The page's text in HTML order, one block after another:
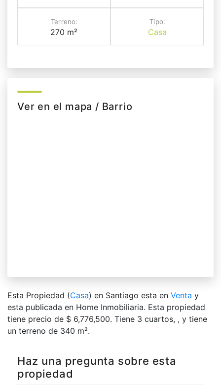
Terreno:
270 m²
Tipo:
Casa
Ver en el mapa / Barrio
Esta Propiedad (Casa) en Santiago esta en Venta y
esta publicada en Home Inmobiliaria. Esta propiedad
tiene precio de $ 6,776,500. Tiene 3 сuartos, , y tiene
un terreno de 340 m².
Haz una pregunta sobre esta
propiedad